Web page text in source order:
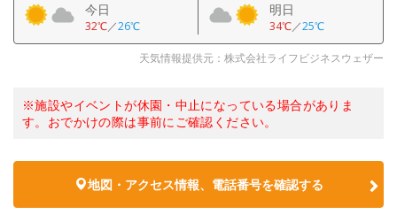
今日
32℃／26℃
明日
34℃／25℃
天気情報提供元：株式会社ライフビジネスウェザー
※施設やイベントが休園・中止になっている場合がありま
す。おでかけの際は事前にご確認ください。
地図・アクセス情報、電話番号を確認する